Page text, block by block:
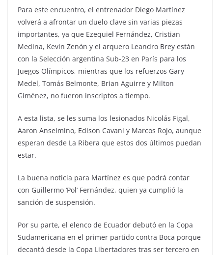
Para este encuentro, el entrenador Diego Martínez
volverá a afrontar un duelo clave sin varias piezas
importantes, ya que Ezequiel Fernández, Cristian
Medina, Kevin Zenón y el arquero Leandro Brey están
con la Selección argentina Sub-23 en París para los
Juegos Olímpicos, mientras que los refuerzos Gary
Medel, Tomás Belmonte, Brian Aguirre y Milton
Giménez, no fueron inscriptos a tiempo.
A esta lista, se les suma los lesionados Nicolás Figal,
Aaron Anselmino, Edison Cavani y Marcos Rojo, aunque
esperan desde La Ribera que estos dos últimos puedan
estar.
La buena noticia para Martínez es que podrá contar
con Guillermo ‘Pol’ Fernández, quien ya cumplió la
sanción de suspensión.
Por su parte, el elenco de Ecuador debutó en la Copa
Sudamericana en el primer partido contra Boca porque
decantó desde la Copa Libertadores tras ser tercero en